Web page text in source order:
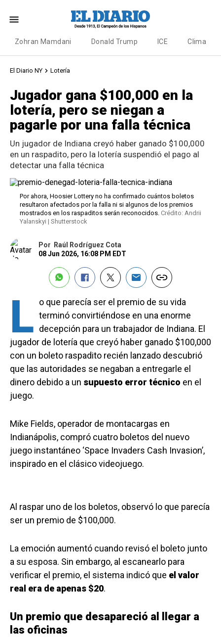
Zohran Mamdani Donald Trump ICE Clima
El Diario NY Lotería
Jugador gana $100,000 en la
lotería, pero se niegan a
pagarle por una falla técnica
Un jugador de Indiana creyó haber ganado $100,000
en un raspadito, pero la lotería suspendió el pago al
detectar una falla técnica
Por ahora, Hoosier Lottery no ha confirmado cuántos boletos
resultaron afectados por la falla ni si algunos de los premios
mostrados en los raspaditos serán reconocidos. Crédito: Andrii
Yalanskyi | Shutterstock
Por
Raúl Rodríguez Cota
08 Jun 2026, 16:08 PM EDT
L o que parecía ser el premio de su vida
terminó convirtiéndose en una enorme
decepción para un trabajador de Indiana. El
jugador de lotería que creyó haber ganado $100,000
con un boleto raspadito recién lanzado descubrió
que las autoridades se negaban a entregarle el
dinero debido a un supuesto error técnico en el
juego.
Mike Fields, operador de montacargas en
Indianápolis, compró cuatro boletos del nuevo
juego instantáneo ‘Space Invaders Cash Invasion’,
inspirado en el clásico videojuego.
Al raspar uno de los boletos, observó lo que parecía
ser un premio de $100,000.
La emoción aumentó cuando revisó el boleto junto
a su esposa. Sin embargo, al escanearlo para
verificar el premio, el sistema indicó que el valor
real era de apenas $20.
Un premio que desapareció al llegar a
las oficinas